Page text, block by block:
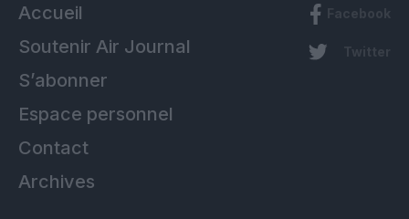
Accueil
Soutenir Air Journal
S’abonner
Espace personnel
Contact
Archives